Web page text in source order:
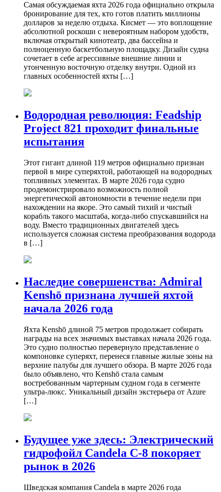
Самая обсуждаемая яхта 2026 года официально открыла
бронирование для тех, кто готов платить миллионы
долларов за неделю отдыха. Кисмет — это воплощение
абсолютной роскоши с невероятным набором удобств,
включая открытый кинотеатр, два бассейна и
полноценную баскетбольную площадку. Дизайн судна
сочетает в себе агрессивные внешние линии и
утонченную восточную отделку внутри. Одной из
главных особенностей яхты […]
Водородная революция: Feadship
Project 821 проходит финальные
испытания
Этот гигант длиной 119 метров официально признан
первой в мире суперяхтой, работающей на водородных
топливных элементах. В марте 2026 года судно
продемонстрировало возможность полной
энергетической автономности в течение недели при
нахождении на якоре. Это самый тихий и чистый
корабль такого масштаба, когда-либо спускавшийся на
воду. Вместо традиционных двигателей здесь
используется сложная система преобразования водорода
в […]
Наследие совершенства: Admiral
Kenshō признана лучшей яхтой
начала 2026 года
Яхта Kenshō длиной 75 метров продолжает собирать
награды на всех значимых выставках начала 2026 года.
Это судно полностью перевернуло представление о
компоновке суперяхт, перенеся главные жилые зоны на
верхние палубы для лучшего обзора. В марте 2026 года
было объявлено, что Kenshō стала самым
востребованным чартерным судном года в сегменте
ультра-люкс. Уникальный дизайн экстерьера от Azure
[…]
Будущее уже здесь: Электрический
гидрофойл Candela C-8 покоряет
рынок в 2026
Шведская компания Candela в марте 2026 года